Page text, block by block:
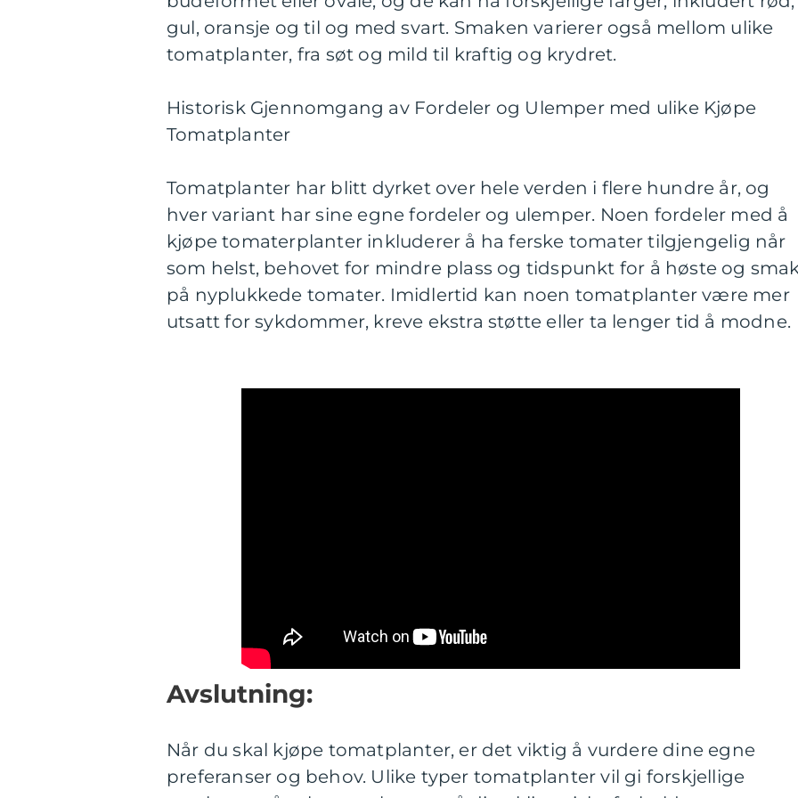
gul, oransje og til og med svart. Smaken varierer også mellom ulike
tomatplanter, fra søt og mild til kraftig og krydret.
Historisk Gjennomgang av Fordeler og Ulemper med ulike Kjøpe
Tomatplanter
Tomatplanter har blitt dyrket over hele verden i flere hundre år, og
hver variant har sine egne fordeler og ulemper. Noen fordeler med å
kjøpe tomaterplanter inkluderer å ha ferske tomater tilgjengelig når
som helst, behovet for mindre plass og tidspunkt for å høste og
på nyplukkede tomater. Imidlertid kan noen tomatplanter være mer
utsatt for sykdommer, kreve ekstra støtte eller ta lenger tid å modne.
Avslutning:
Når du skal kjøpe tomatplanter, er det viktig å vurdere dine egne
preferanser og behov. Ulike typer tomatplanter vil gi forskjellige